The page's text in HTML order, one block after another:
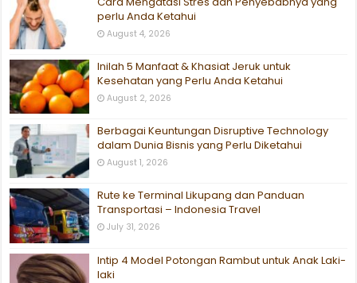
perlu Anda Ketahui
August 4, 2026
Inilah 5 Manfaat & Khasiat Jeruk untuk
Kesehatan yang Perlu Anda Ketahui
August 2, 2026
Berbagai Keuntungan Disruptive Technology
dalam Dunia Bisnis yang Perlu Diketahui
August 1, 2026
Rute ke Terminal Likupang dan Panduan
Transportasi – Indonesia Travel
July 31, 2026
Intip 4 Model Potongan Rambut untuk Anak Laki-
laki